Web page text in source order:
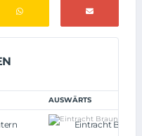
AUSWÄRTS
Eintracht